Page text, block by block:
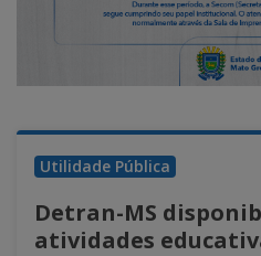
Utilidade Pública
Detran-MS
atividades